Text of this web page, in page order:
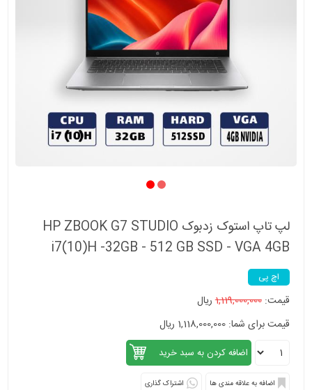
لپ تاپ استوک زدبوک HP ZBOOK G7 STUDIO
i7(10)H -32GB - 512 GB SSD - VGA 4GB
اچ پی
قیمت:1,119,000,000ریال
قیمت برای شما: 1,118,000,000 ریال
اشتراک گذاری